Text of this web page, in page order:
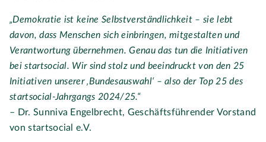
„Demokratie ist keine Selbstverständlichkeit – sie lebt
davon, dass Menschen sich einbringen, mitgestalten und
Verantwortung übernehmen. Genau das tun die Initiativen
bei startsocial. Wir sind stolz und beeindruckt von den 25
Initiativen unserer ‚Bundesauswahl‘ – also der Top 25 des
startsocial-Jahrgangs 2024/25.“
– Dr. Sunniva Engelbrecht, Geschäftsführender Vorstand
von startsocial e.V.